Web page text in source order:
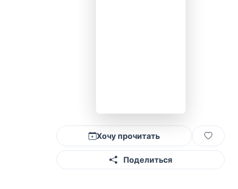
Хочу прочитать
Поделиться